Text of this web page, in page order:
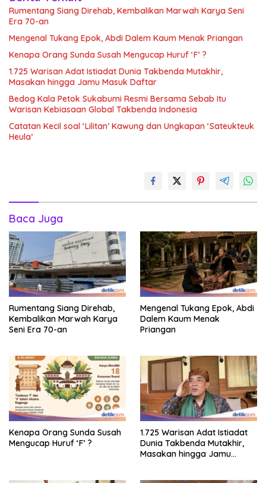
Rumentang Siang Direhab, Kembalikan Marwah Karya Seni
Era 70-an
Mengenal Tukang Epok, Abdi Dalem Kaum Menak Priangan
Kenapa Orang Sunda Susah Mengucap Huruf ‘F’ ?
1.725 Warisan Adat Istiadat Dunia Takbenda Mutakhir,
Masakan hingga Jamu Masuk Daftar
Bedog Kala Petok Sukabumi Resmi Bersama Sebab Itu
Warisan Kebiasaan Global Takbenda Indonesia
Catatan Kecil soal ‘Lilitan’ Kawung dan Ungkapan ‘Sateukteuk
Heula’
Baca Juga
Rumentang Siang Direhab,
Kembalikan Marwah Karya
Seni Era 70-an
Mengenal Tukang Epok, Abdi
Dalem Kaum Menak
Priangan
Kenapa Orang Sunda Susah
Mengucap Huruf ‘F’ ?
1.725 Warisan Adat Istiadat
Dunia Takbenda Mutakhir,
Masakan hingga Jamu